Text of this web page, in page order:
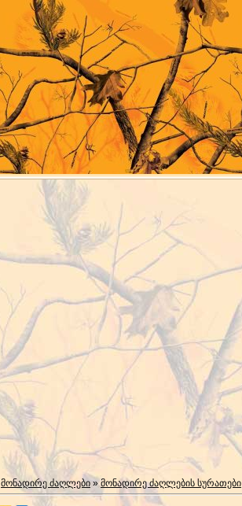
მონადირე ძაღლები »მონადირე ძაღლების სურათები